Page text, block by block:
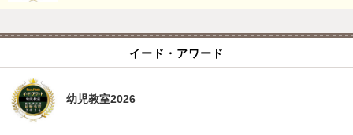
イード・アワード
幼児教室2026